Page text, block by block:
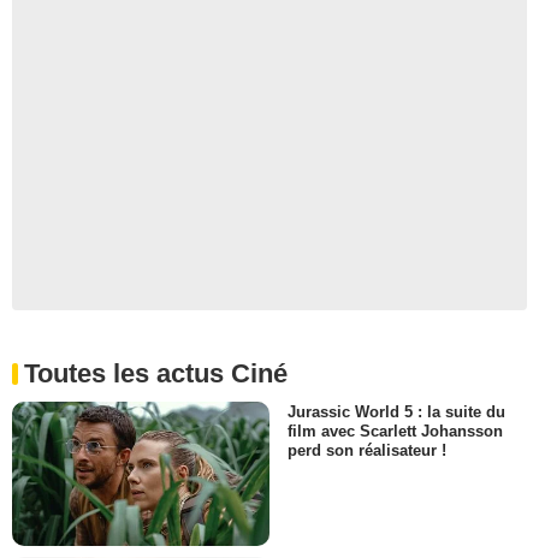
Toutes les actus Ciné
Jurassic World 5 : la suite du
film avec Scarlett Johansson
perd son réalisateur !